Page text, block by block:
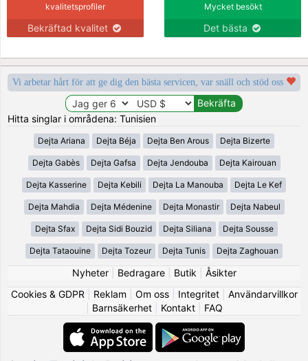
kvalitetsprofiler
Bekräftad kvalitet
Mycket besökt
Det bästa
Vi arbetar hårt för att ge dig den bästa servicen, var snäll och stöd oss
Hitta singlar i områdena: Tunisien
Dejta Ariana Dejta Béja Dejta Ben Arous Dejta Bizerte
Dejta Gabès Dejta Gafsa Dejta Jendouba Dejta Kairouan
Dejta Kasserine Dejta Kebili Dejta La Manouba Dejta Le Kef
Dejta Mahdia Dejta Médenine Dejta Monastir Dejta Nabeul
Dejta Sfax Dejta Sidi Bouzid Dejta Siliana Dejta Sousse
Dejta Tataouine Dejta Tozeur Dejta Tunis Dejta Zaghouan
Nyheter| Bedragare| Butik
Åsikter
Cookies & GDPR
Reklam Om oss| Integritet| Användarvillkor
Barnsäkerhet| Kontakt| FAQ